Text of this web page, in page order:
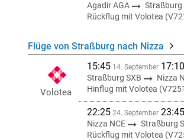
Agadir AGA
Straßburg
Rückflug mit Volotea
Flüge von Straßburg nach Nizza
15:45 14. September 17:10
Straßburg SXB
Nizza
Hinflug mit Volotea
22:25 24. September 23:45
Nizza NCE
Straßburg
Rückflug mit Volotea
Volotea